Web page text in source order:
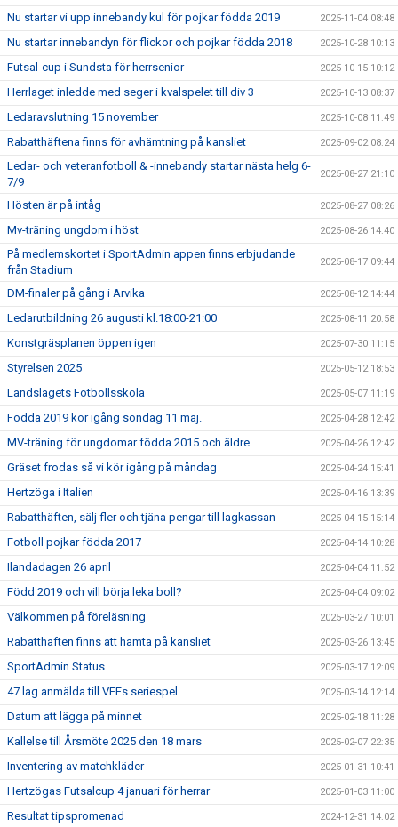
Nu startar vi upp innebandy kul för pojkar födda 2019 2025-11-04 08:48
Nu startar innebandyn för flickor och pojkar födda 2018 2025-10-28 10:13
Futsal-cup i Sundsta för herrsenior 2025-10-15 10:12
Herrlaget inledde med seger i kvalspelet till div 3 2025-10-13 08:37
Ledaravslutning 15 november 2025-10-08 11:49
Rabatthäftena finns för avhämtning på kansliet 2025-09-02 08:24
Ledar- och veteranfotboll & -innebandy startar nästa helg 6-
7/9
2025-08-27 21:10
Hösten är på intåg 2025-08-27 08:26
Mv-träning ungdom i höst 2025-08-26 14:40
På medlemskortet i SportAdmin appen finns erbjudande
från Stadium
2025-08-17 09:44
DM-finaler på gång i Arvika 2025-08-12 14:44
Ledarutbildning 26 augusti kl.18:00-21:00 2025-08-11 20:58
Konstgräsplanen öppen igen 2025-07-30 11:15
Styrelsen 2025 2025-05-12 18:53
Landslagets Fotbollsskola 2025-05-07 11:19
Födda 2019 kör igång söndag 11 maj. 2025-04-28 12:42
MV-träning för ungdomar födda 2015 och äldre 2025-04-26 12:42
Gräset frodas så vi kör igång på måndag 2025-04-24 15:41
Hertzöga i Italien 2025-04-16 13:39
Rabatthäften, sälj fler och tjäna pengar till lagkassan 2025-04-15 15:14
Fotboll pojkar födda 2017 2025-04-14 10:28
Ilandadagen 26 april 2025-04-04 11:52
Född 2019 och vill börja leka boll? 2025-04-04 09:02
Välkommen på föreläsning 2025-03-27 10:01
Rabatthäften finns att hämta på kansliet 2025-03-26 13:45
SportAdmin Status 2025-03-17 12:09
47 lag anmälda till VFFs seriespel 2025-03-14 12:14
Datum att lägga på minnet 2025-02-18 11:28
Kallelse till Årsmöte 2025 den 18 mars 2025-02-07 22:35
Inventering av matchkläder 2025-01-31 10:41
Hertzögas Futsalcup 4 januari för herrar 2025-01-03 11:00
Resultat tipspromenad 2024-12-31 14:02